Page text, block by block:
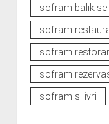
sofram balık
sofram
sofram
sofram
sofram silivri